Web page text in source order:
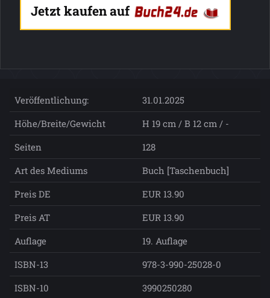
Jetzt kaufen auf
Veröffentlichung:
31.01.2025
Höhe/Breite/Gewicht
H 19 cm / B 12 cm / -
Seiten
128
Art des Mediums
Buch [Taschenbuch]
Preis DE
EUR 13.90
Preis AT
EUR 13.90
Auflage
19. Auflage
ISBN-13
978-3-990-25028-0
ISBN-10
3990250280